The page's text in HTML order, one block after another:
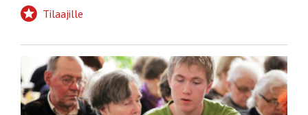
Tilaajille